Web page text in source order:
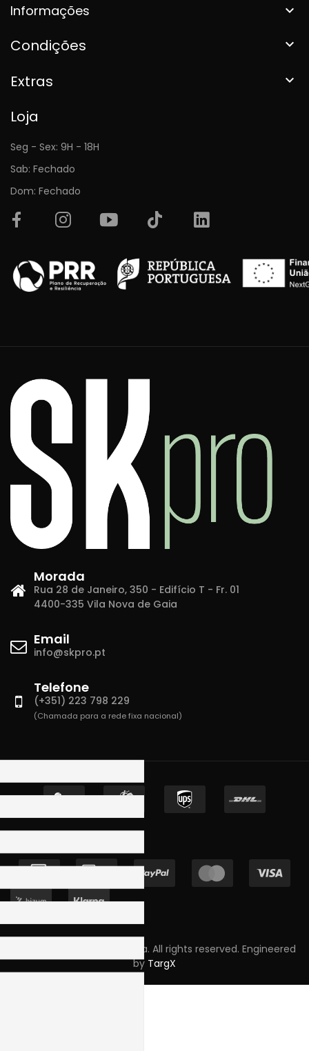
Informações 
Condições 
Extras 
Loja
Seg - Sex: 9H - 18H
Sab: Fechado
Dom: Fechado
Morada
Rua 28 de Janeiro, 350 - Edifício T - Fr. 01
4400-335 Vila Nova de Gaia
Email
info@skpro.pt
Telefone
(+351) 223 798 229
(Chamada para a rede fixa nacional)
Copyright © 2023 Skpro, Lda. All rights reserved. Engineered
by TargX